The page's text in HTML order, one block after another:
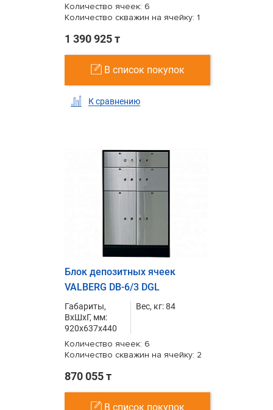
Количество ячеек: 6
Количество скважин на ячейку: 1
1 390 925 т
В список покупок
К сравнению
Блок депозитных ячеек
VALBERG DB-6/3 DGL
Габариты,
ВxШxГ, мм:
920x637x440
Вес, кг: 84
Количество ячеек: 6
Количество скважин на ячейку: 2
870 055 т
В список покупок